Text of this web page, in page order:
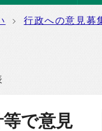
行政への意見募
で意見